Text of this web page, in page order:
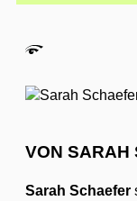
VON SARAH
Sarah Schaefer